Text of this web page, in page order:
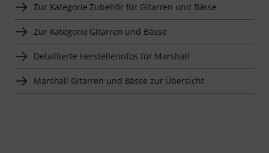
Zur Kategorie Zubehör für Gitarren und Bässe
Zur Kategorie Gitarren und Bässe
Detaillierte Herstellerinfos für Marshall
Marshall Gitarren und Bässe zur Übersicht